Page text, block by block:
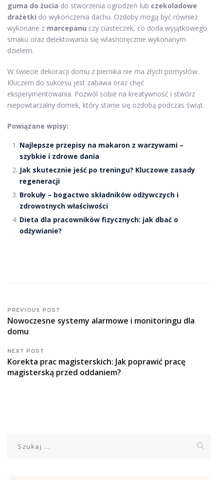
guma do żucia do stworzenia ogrodzeń lub czekoladowe
drażetki do wykończenia dachu. Ozdoby mogą być również
wykonane z marcepanu czy ciasteczek, co doda wyjątkowego
smaku oraz delektowania się własnoręcznie wykonanym
dziełem.
W świecie dekoracji domu z piernika nie ma złych pomysłów.
Kluczem do sukcesu jest zabawa oraz chęć
eksperymentowania. Pozwól sobie na kreatywność i stwórz
niepowtarzalny domek, który stanie się ozdobą podczas świąt.
Powiązane wpisy:
Najlepsze przepisy na makaron z warzywami –
szybkie i zdrowe dania
Jak skutecznie jeść po treningu? Kluczowe zasady
regeneracji
Brokuły – bogactwo składników odżywczych i
zdrowotnych właściwości
Dieta dla pracowników fizycznych: jak dbać o
odżywianie?
PREVIOUS POST
Nowoczesne systemy alarmowe i monitoringu dla
domu
NEXT POST
Korekta prac magisterskich: Jak poprawić pracę
magisterską przed oddaniem?